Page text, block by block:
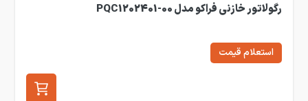
رگولاتور خازنی فراکو مدل PQC1202401-00
استعلام قیمت